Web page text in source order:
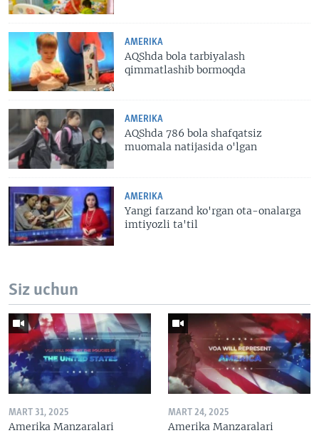
AMERIKA
AQShda bola tarbiyalash
qimmatlashib bormoqda
AMERIKA
AQShda 786 bola shafqatsiz
muomala natijasida o'lgan
AMERIKA
Yangi farzand ko'rgan ota-onalarga
imtiyozli ta'til
Siz uchun
MART 31, 2025
Amerika Manzaralari
MART 24, 2025
Amerika Manzaralari